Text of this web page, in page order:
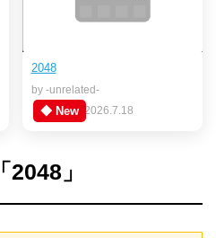
2048
by -unrelated-
◆ New 2026.7.18
」